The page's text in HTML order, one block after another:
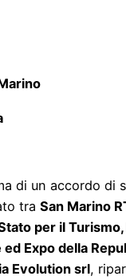
di un accordo di
tra San Marino
per il
Expo della
Evolution srl,